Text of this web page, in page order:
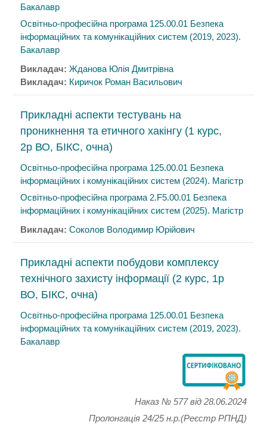
Бакалавр
Освітньо-професійна програма 125.00.01 Безпека
інформаційних та комунікаційних систем (2019, 2023).
Бакалавр
Викладач:Жданова Юлія Дмитрівна
Викладач: Киричок Роман Васильович
Прикладні аспекти тестувань на
проникнення та етичного хакінгу (1 курс,
2р ВО, БІКС, очна)
Освітньо-професійна програма 125.00.01 Безпека
інформаційних і комунікаційних систем (2024). Магістр
Освітньо-професійна програма 2.F5.00.01 Безпека
інформаційних і комунікаційних систем (2025). Магістр
Викладач:Соколов Володимир Юрійович
Прикладні аспекти побудови комплексу
технічного захисту інформації (2 курс, 1р
ВО, БІКС, очна)
Освітньо-професійна програма 125.00.01 Безпека
інформаційних та комунікаційних систем (2019, 2023).
Бакалавр
Наказ № 577від 28.06.2024
Пролонгація 24/25 н.р.(Реєстр РПНД)